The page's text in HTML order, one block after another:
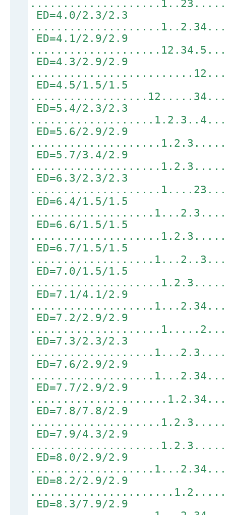
ED=4.0/2.3/2.3
ED=4.1/2.9/2.9
ED=4.3/2.9/2.9
ED=4.5/1.5/1.5
ED=5.4/2.3/2.3
ED=5.6/2.9/2.9
ED=5.7/3.4/2.9
ED=6.3/2.3/2.3
ED=6.4/1.5/1.5
ED=6.6/1.5/1.5
ED=6.7/1.5/1.5
ED=7.0/1.5/1.5
ED=7.1/4.1/2.9
ED=7.2/2.9/2.9
ED=7.3/2.3/2.3
ED=7.6/2.9/2.9
ED=7.7/2.9/2.9
ED=7.8/7.8/2.9
ED=7.9/4.3/2.9
ED=8.0/2.9/2.9
ED=8.2/2.9/2.9
ED=8.3/7.9/2.9